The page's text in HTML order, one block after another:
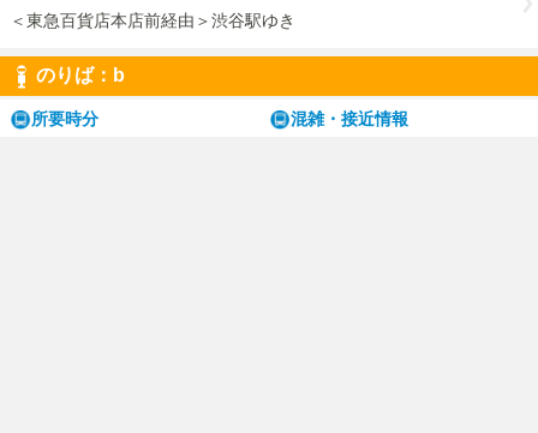
＜東急百貨店本店前経由＞渋谷駅ゆき
のりば：b
所要時分 混雑・接近情報